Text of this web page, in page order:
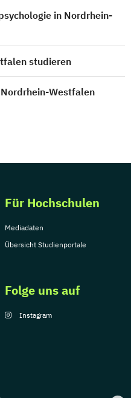
in Nordrhein-
studieren
Westfalen
Für Hochschulen
Mediadaten
Übersicht Studienportale
Folge uns auf
Instagram